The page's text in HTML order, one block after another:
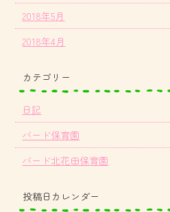
2018年5月
2018年4月
カテゴリー
日記
バード保育園
バード北花田保育園
投稿日カレンダー